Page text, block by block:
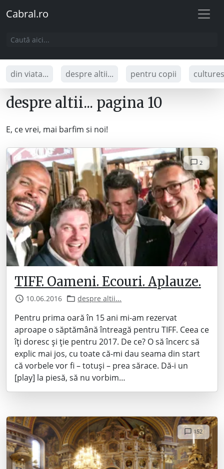
Cabral.ro
din viata... despre altii... pentru copii
despre altii... pagina 10
E, ce vrei, mai barfim si noi!
2
TIFF. Oameni. Ecouri. Aplauze.
10.06.2016 despre altii...
Pentru prima oară în 15 ani mi-am rezervat
aproape o săptămână întreagă pentru TIFF. Ceea ce
îți doresc și ție pentru 2017. De ce? O să încerc să
explic mai jos, cu toate că-mi dau seama din start
că vorbele vor fi – totuși – prea sărace. Dă-i un
[play] la piesă, să nu vorbim…
152